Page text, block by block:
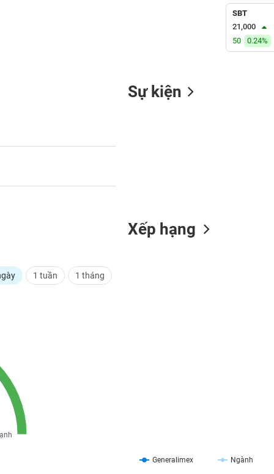
SBT
21,000
50
0.24%
Sự kiện
1 tuần 1 tháng
Xếp hạng
Generalimex Ngành